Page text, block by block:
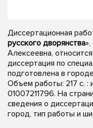
Диссертационная
русского дворянства
Алексеевна,
диссертация по
подготовлена в
Объем работы: 217 с. :
01007211796. На
сведения о
город, тип работы и